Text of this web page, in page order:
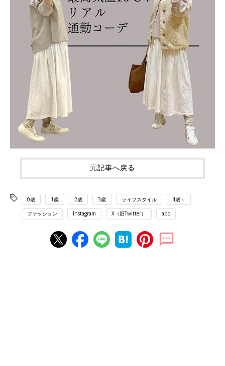
元記事へ戻る
0歳 1歳 2歳 3歳 ライフスタイル 4歳～
ファッション Instagram X（旧Twitter） app